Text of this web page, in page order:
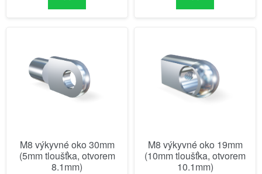
M8 výkyvné oko 30mm
(5mm tloušťka, otvorem
8.1mm)
M8 výkyvné oko 19mm
(10mm tloušťka, otvorem
10.1mm)